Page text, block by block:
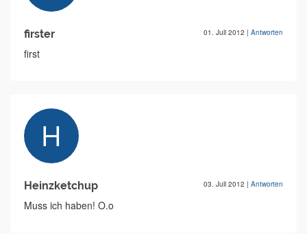
firster 01. Juli 2012 | Antworten
first
Heinzketchup 03. Juli 2012 | Antworten
Muss ich haben! O.o